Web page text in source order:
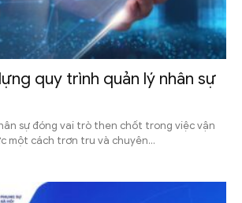
quy trình quản lý nhân sự
sự đóng vai trò then chốt trong việc vận
một cách trơn tru và chuyên...